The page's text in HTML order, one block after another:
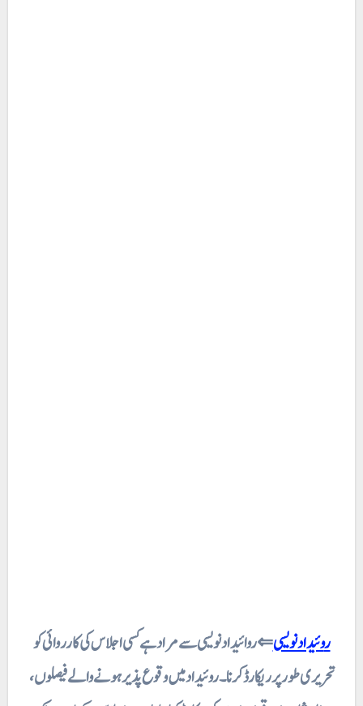
روئیدادنویسی⇐ روائیداد نویسی سے مراد ہے کسی اجلاس کی کارروائی کو
تحریری طور پر ریکارڈ کرنا۔ روئیداد میں وقوع پذیر ہونے والے فیصلوں ،